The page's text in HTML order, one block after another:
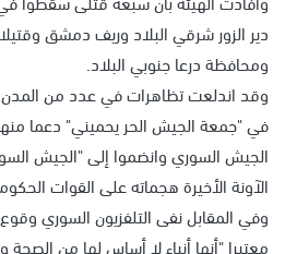
دير الزور شرقي البلاد وريف دمشق
ومحافظة درعا جنوبي البلاد.
وقد اندلعت تظاهرات في عدد من المدن
في "جمعة الجيش الحر يحميني" دعما
الجيش السوري وانضموا إلى "الجيش
الآونة الأخيرة هجماته على القوات
وفي المقابل نفى التلفزيون السوري
معتبرا "أنها أنباء لا أساس لها من